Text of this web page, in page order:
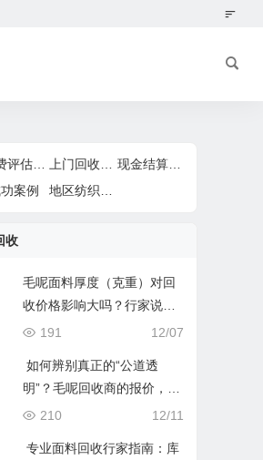
免费评估服务
现金结算服务
案例
收
毛呢面料厚度（克重）对回
收价格影响大吗？行家说：
大，但有个前提！
12/07
191
如何辨别真正的“公道透
明”？毛呢回收商的报价，不
能只看数字
12/11
210
专业面料回收行家指南：库